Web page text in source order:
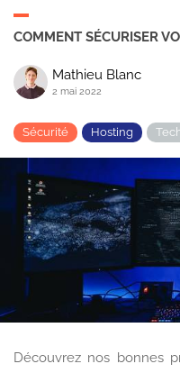
COMMENT SÉCURISER
Mathieu Blanc
2 mai 2022
Sécurité Hosting
Découvrez nos bonnes